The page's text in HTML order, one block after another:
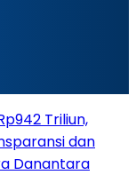
Triliun,
dan
Danantara